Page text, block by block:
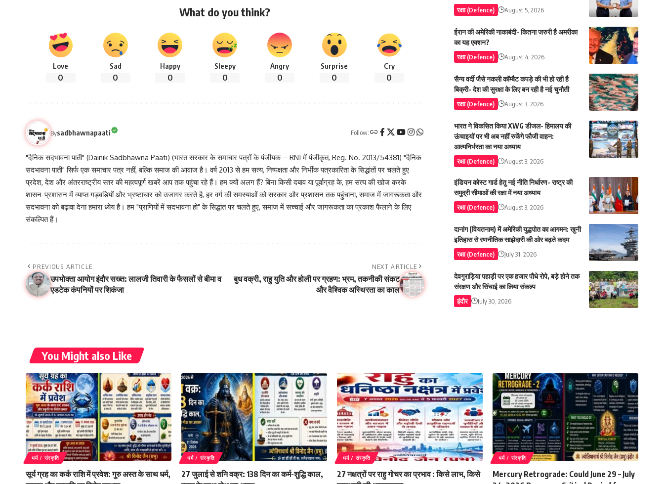
What do you think?
Love
0
Sad
0
Happy
0
Sleepy
0
Angry
0
Surprise
0
Cry
0
Bysadbhawnapaati Follow:
"दैनिक सदभावना पाती" (Dainik Sadbhawna Paati) (भारत सरकार के समाचार पत्रों के पंजीयक – RNI में पंजीकृत, Reg. No. 2013/54381) "दैनिक
सदभावना पाती" सिर्फ एक समाचार पत्र नहीं, बल्कि समाज की आवाज है। वर्ष 2013 से हम सत्य, निष्पक्षता और निर्भीक पत्रकारिता के सिद्धांतों पर चलते हुए
प्रदेश, देश और अंतरराष्ट्रीय स्तर की महत्वपूर्ण खबरें आप तक पहुंचा रहे हैं। हम क्यों अलग हैं? बिना किसी दबाव या पूर्वाग्रह के, हम सत्य की खोज करके
शासन-प्रशासन में व्याप्त गड़बड़ियों और भ्रष्टाचार को उजागर करते है, हर वर्ग की समस्याओं को सरकार और प्रशासन तक पहुंचाना, समाज में जागरूकता और
सदभावना को बढ़ावा देना हमारा ध्येय है। हम "प्राणियों में सदभावना हो" के सिद्धांत पर चलते हुए, समाज में सच्चाई और जागरूकता का प्रकाश फैलाने के लिए
संकल्पित हैं।
PREVIOUS ARTICLE
उपभोक्ता आयोग इंदौर सख्त: लालजी तिवारी के फैसलों से बीमा व
एडटेक कंपनियों पर शिकंजा
NEXT ARTICLE
बुध वक्री, राहु युति और होली पर ग्रहण: भ्रम, तकनीकी संकट
और वैश्विक अस्थिरता का काल
रक्षा (Defence) August 5, 2026
ईरान की अमेरिकी नाकाबंदी- कितना जरुरी है अमरीका
का यह एक्शन?
रक्षा (Defence) August 4, 2026
सैन्य वर्दी जैसे नकली कॉम्बैट कपड़े की भी हो रही है
बिक्री- देश की सुरक्षा के लिए बन रही है नई चुनौती
रक्षा (Defence) August 3, 2026
भारत ने विकसित किया XWG डीजल- हिमालय की
ऊंचाइयों पर भी अब नहीं रुकेंगे फौजी वाहन:
आत्मनिर्भरता का नया अध्याय
रक्षा (Defence) August 3, 2026
इंडियन कोस्ट गार्ड हेतु नई नीति निर्धारण- राष्ट्र की
समुद्री सीमाओं की रक्षा में नया अध्याय
रक्षा (Defence) August 3, 2026
दानांग (वियतनाम) में अमेरिकी युद्धपोत का आगमन: खुनी
इतिहास से रणनीतिक साझेदारी की ओर बढ़ते कदम
रक्षा (Defence) July 31, 2026
देवगुराड़िया पहाड़ी पर एक हजार पौधे रोपे, बड़े होने तक
संरक्षण और सिंचाई का लिया संकल्प
इंदौर July 30, 2026
You Might also Like
धर्म / संस्कृति
सूर्य ग्रह का कर्क राशि में प्रवेश: गुरु अस्त के साथ धर्म,
धर्म / संस्कृति
27 जुलाई से शनि वक्र: 138 दिन का कर्म-शुद्धि काल,
धर्म / संस्कृति
27 नक्षत्रों पर राहु गोचर का प्रभाव : किसे लाभ, किसे
धर्म / संस्कृति
Mercury Retrograde: Could June 29 – July